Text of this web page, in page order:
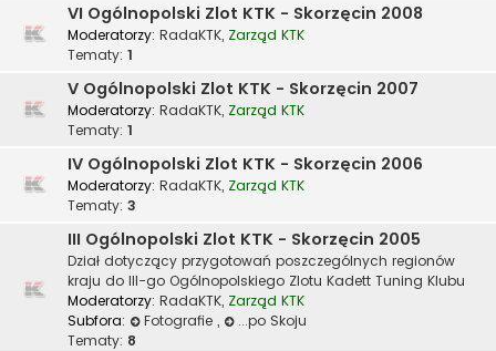
VI Ogólnopolski Zlot KTK - Skorzęcin 2008
Moderatorzy: RadaKTK, Zarząd KTK
Tematy: 1
V Ogólnopolski Zlot KTK - Skorzęcin 2007
Moderatorzy: RadaKTK, Zarząd KTK
Tematy: 1
IV Ogólnopolski Zlot KTK - Skorzęcin 2006
Moderatorzy: RadaKTK, Zarząd KTK
Tematy: 3
III Ogólnopolski Zlot KTK - Skorzęcin 2005
Dział dotyczący przygotowań poszczególnych regionów
kraju do III-go Ogólnopolskiego Zlotu Kadett Tuning Klubu
Moderatorzy: RadaKTK, Zarząd KTK
Subfora:
Fotografie ,
...po Skoju
Tematy: 8